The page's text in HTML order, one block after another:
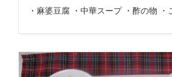
・麻婆豆腐 ・中華スープ ・酢の物 ・